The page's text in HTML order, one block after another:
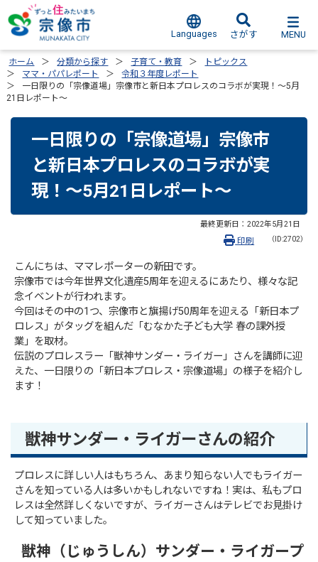
Languages さがす MENU
ホーム 分類から探す 子育て・教育
トピックス
ママ・パパレポート
令和３年度レポート
一日限りの「宗像道場」宗像市と新日本プロレスのコラボが実現！～5月
21日レポート～
一日限りの「宗像道場」宗像市
と新日本プロレスのコラボが実
現！～5月21日レポート～
最終更新日： 2022年5月21日
（ID:2702）
印刷
こんにちは、ママレポーターの新田です。
宗像市では今年世界文化遺産5周年を迎えるにあたり、様々な記
念イベントが行われます。
今回はその中の1つ、宗像市と旗揚げ50周年を迎える「新日本プ
ロレス」がタッグを組んだ「むなかた子ども大学 春の課外授
業」を取材。
伝説のプロレスラー「獣神サンダー・ライガー」さんを講師に迎
えた、一日限りの「新日本プロレス・宗像道場」の様子を紹介し
ます！
獣神サンダー・ライガーさんの紹介
プロレスに詳しい人はもちろん、あまり知らない人でもライガー
さんを知っている人は多いかもしれないですね！実は、私もプロ
レスは全然詳しくないですが、ライガーさんはテレビでお見掛け
して知っていました。
獣神（じゅうしん）サンダー・ライガープ